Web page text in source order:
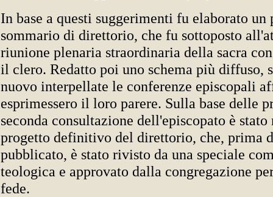
In base a questi suggerimenti fu elaborato un
sommario di direttorio, che fu sottoposto
riunione plenaria straordinaria della sacra
il clero. Redatto poi uno schema più diffuso,
nuovo interpellate le conferenze episcopali
esprimessero il loro parere. Sulla base delle
seconda consultazione dell'episcopato è
progetto definitivo del direttorio, che, prima
pubblicato, è stato rivisto da una speciale
teologica e approvato dalla congregazione
fede.